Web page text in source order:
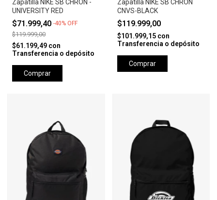
Zapatilla NIKE SB CHRON -
UNIVERSITY RED
$71.999,40 -40% OFF
$119.999,00
$61.199,49 con
Transferencia o depósito
Comprar
Zapatilla NIKE SB CHRON
CNVS-BLACK
$119.999,00
$101.999,15 con
Transferencia o depósito
Comprar